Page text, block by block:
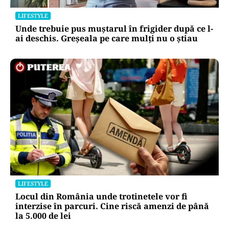
LIFESTYLE
Unde trebuie pus muștarul în frigider după ce l-
ai deschis. Greșeala pe care mulți nu o știau
LIFESTYLE
Locul din România unde trotinetele vor fi
interzise în parcuri. Cine riscă amenzi de până
la 5.000 de lei